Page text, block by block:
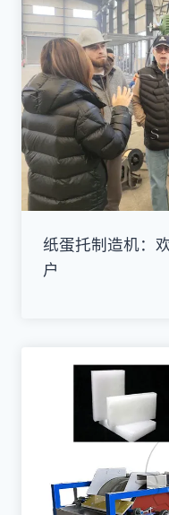
纸蛋托制造机：
户